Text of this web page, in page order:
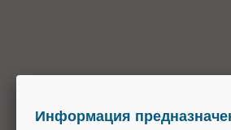
Информация